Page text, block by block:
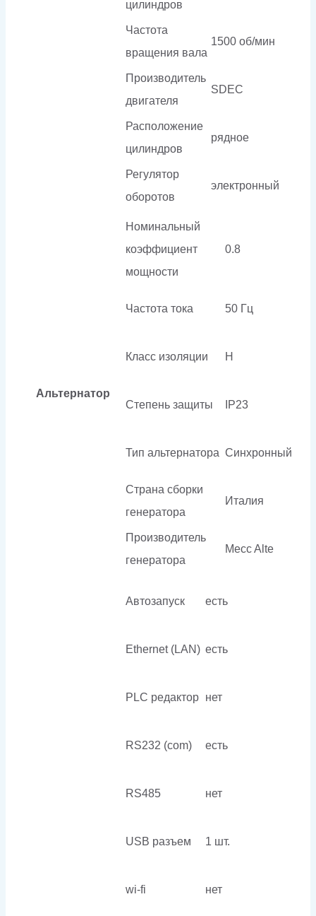
цилиндров
Частота
вращения вала
1500 об/мин
Производитель
двигателя
SDEC
Расположение
цилиндров
рядное
Регулятор
оборотов
электронный
Альтернатор
Номинальный
коэффициент
мощности
0.8
Частота тока 50 Гц
Класс изоляции H
Степень защиты IP23
Тип альтернатора Синхронный
Страна сборки
генератора
Италия
Производитель
генератора
Mecc Alte
Автозапуск есть
Ethernet (LAN) есть
PLC редактор нет
RS232 (com) есть
RS485 нет
USB разъем 1 шт.
wi-fi нет